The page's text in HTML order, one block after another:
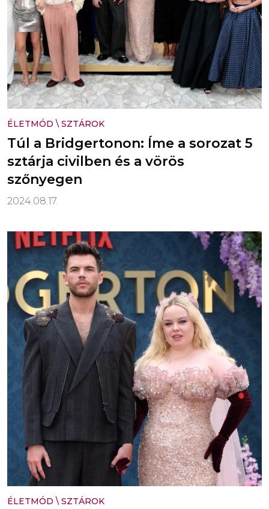
ÉLETMÓD \ SZTÁROK
Túl a Bridgertonon: Íme a sorozat 5
sztárja civilben és a vörös
szőnyegen
2024.08.17.
ÉLETMÓD \ SZTÁROK